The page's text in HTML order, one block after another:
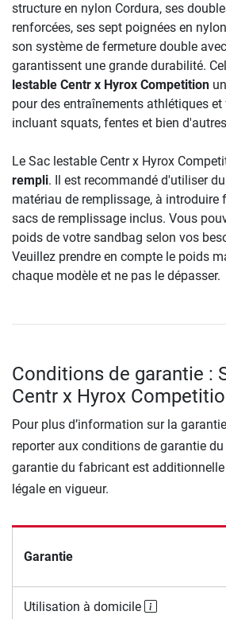
structure en nylon Cordura, ses
renforcées, ses sept poignées en
son système de fermeture double
garantissent une grande durabilité.
lestable Centr x Hyrox Competition
pour des entraînements athlétiques
incluant squats, fentes et bien
Le Sac lestable Centr x Hyrox
rempli. Il est recommandé d'utiliser
matériau de remplissage, à introduire
sacs de remplissage inclus. Vous
poids de votre sandbag selon vos
Veuillez prendre en compte le poids
chaque modèle et ne pas le dépasser.
Conditions de garantie :
Centr x Hyrox
Pour plus d’information sur la
reporter aux conditions de garantie
garantie du fabricant est
légale en vigueur.
Garantie
Utilisation à domicile